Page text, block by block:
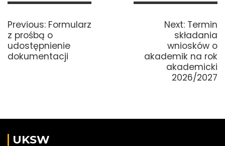
Nawigacja
Previous: Previous
post:
Formularz
z prośbą o
udostępnienie
dokumentacji
Next: Next
post:
Termin
składania
wniosków o
akademik na rok
akademicki
2026/2027
UKSW